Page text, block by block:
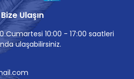
Bize Ulaşın
Cumartesi 10:00 - 17:00 saatleri
ulaşabilirsiniz.